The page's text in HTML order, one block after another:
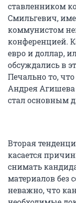
ставленником
Смильгевич,
коммунистом
конференцией.
евро и доллар,
обсуждались в
Печально то,
Андрея
стал основным
Вторая
касается
снимать
материалов без
неважно, что